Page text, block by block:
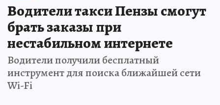
Водители такси Пензы смогут
брать заказы при
нестабильном интернете
Водители получили бесплатный
инструмент для поиска ближайшей сети
Wi-Fi